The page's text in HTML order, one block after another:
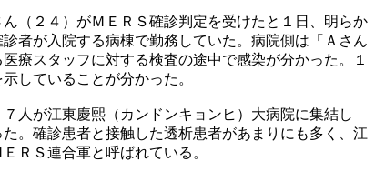
（２４）がＭＥＲＳ確診判定を受けたと１日、明らか
者が入院する病棟で勤務していた。病院側は「Ａさん
療スタッフに対する検査の途中で感染が分かった。１
していることが分かった。
人が江東慶熙（カンドンキョンヒ）大病院に集結し
。確診患者と接触した透析患者があまりにも多く、江
ＲＳ連合軍と呼ばれている。